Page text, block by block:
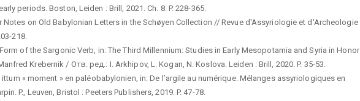
periods. Boston, Leiden : Brill, 2021. Ch. 8. P. 228-365.
Notes on Old Babylonian Letters in the Schøyen Collection // Revue d'Assyriologie et d'Archeologie
218.
of the Sargonic Verb, in: The Third Millennium: Studies in Early Mesopotamia and Syria in Honor
Krebernik / Отв. ред.: I. Arkhipov, L. Kogan, N. Koslova. Leiden : Brill, 2020. P. 35-53.
« moment » en paléobabylonien, in: De l’argile au numérique. Mélanges assyriologiques en
P., Leuven, Bristol : Peeters Publishers, 2019. P. 47-78.